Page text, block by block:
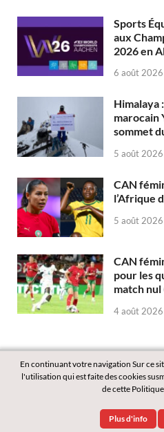
Sports
aux
2026 en
6 août 2026
Himalaya
marocain
sommet
5 août 2026
CAN
l’Afrique
5 août 2026
CAN
pour les
match nul
4 août 2026
WordPressand
En continuant votre navigation Sur ce
l'utilisation qui est faite des cookies
de cette
Plus d'info